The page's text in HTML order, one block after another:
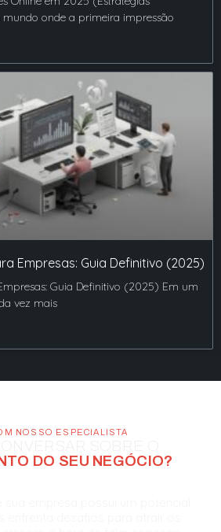
onde a primeira impressão
Empresas: Guia Definitivo (2025)
Guia Definitivo (2025) Em um
vez mais
NOSSO ESPECIALISTA
DO SEU NEGÓCIO?